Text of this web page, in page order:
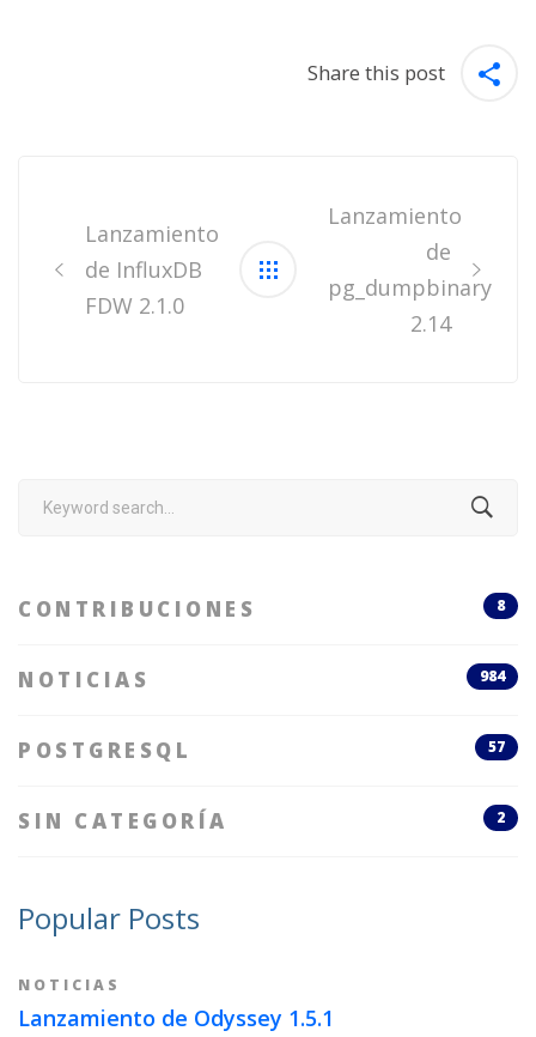
Share this post
Lanzamiento
de InfluxDB
FDW 2.1.0
Lanzamiento
de
pg_dumpbinary
2.14
CONTRIBUCIONES 8
NOTICIAS 984
POSTGRESQL 57
SIN CATEGORÍA 2
Popular Posts
NOTICIAS
Lanzamiento de Odyssey 1.5.1